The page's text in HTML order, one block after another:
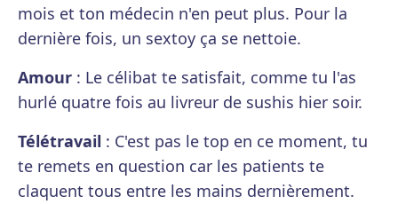
mois et ton médecin n'en peut plus. Pour la
dernière fois, un sextoy ça se nettoie.
Amour : Le célibat te satisfait, comme tu l'as
hurlé quatre fois au livreur de sushis hier soir.
Télétravail : C'est pas le top en ce moment, tu
te remets en question car les patients te
claquent tous entre les mains dernièrement.